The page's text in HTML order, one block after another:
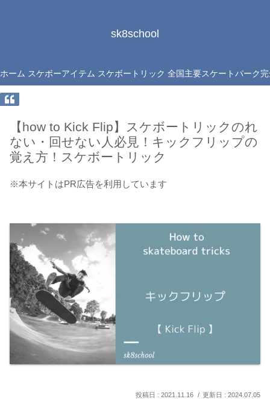
sk8school
ホーム スケボーアイテム スケボートリック 全国主要スケートパーク
【how to Kick Flip】スケボートリックのれ
ない・回せない人必見！キックフリップの
覚え方！スケボートリック
※本サイトはPR広告を利用しています
2021.11.16 2024.07.05